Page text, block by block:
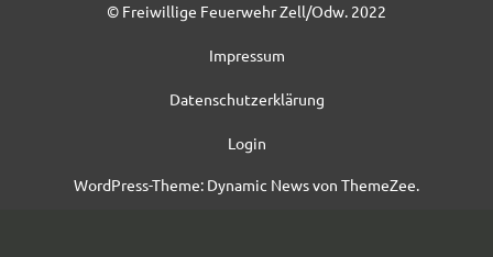
© Freiwillige Feuerwehr Zell/Odw. 2022
Impressum
Datenschutzerklärung
Login
WordPress-Theme: Dynamic News von ThemeZee.